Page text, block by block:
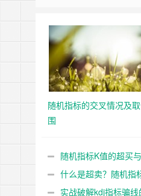
随机指标的交叉情况及
围
随机指标K值的超买
什么是超卖？随机指
实战破解kdj指标骗